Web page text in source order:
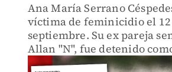
Ana María Serrano
víctima de feminicidio el 12
septiembre. Su ex pareja
Allan "N", fue detenido
responsable.